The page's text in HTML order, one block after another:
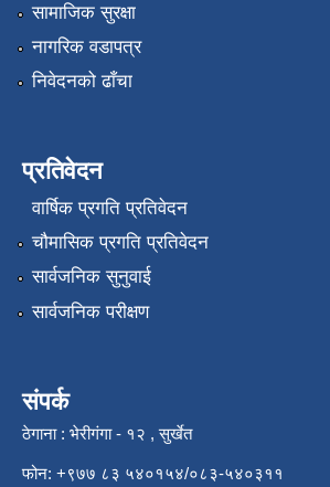
सामाजिक सुरक्षा
नागरिक वडापत्र
निवेदनको ढाँचा
प्रतिवेदन
वार्षिक प्रगति प्रतिवेदन
चौमासिक प्रगति प्रतिवेदन
सार्वजनिक सुनुवाई
सार्वजनिक परीक्षण
संपर्क
ठेगाना : भेरीगंगा - १२ , सुर्खेत
फोन: +९७७ ८३ ५४०१५४/०८३-५४०३११